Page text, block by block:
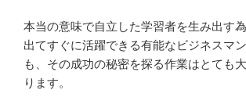
本当の意味で自立した学習者を生み出す
出てすぐに活躍できる有能なビジネスマ
も、その成功の秘密を探る作業はとても
ります。